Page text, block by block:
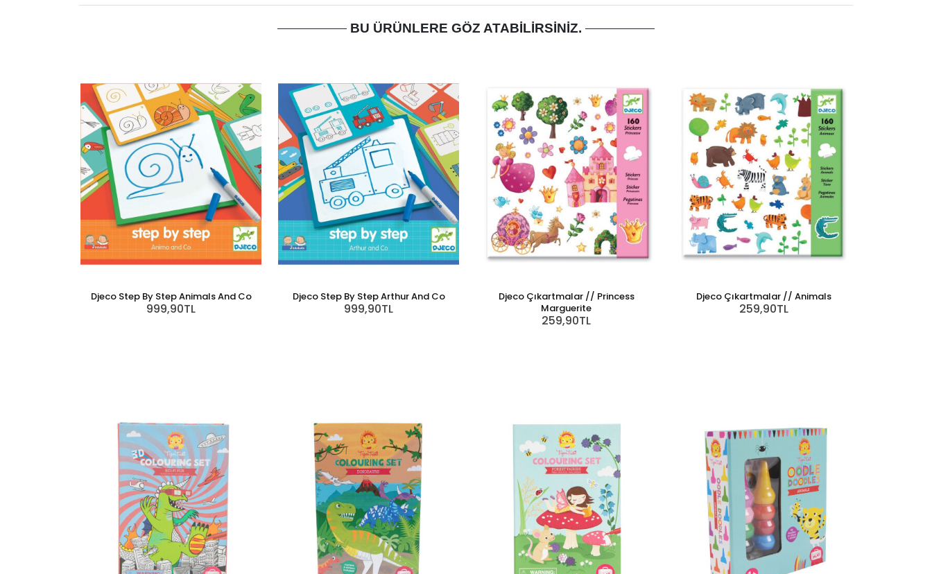
BU ÜRÜNLERE GÖZ ATABILIRSINIZ.
Djeco Step By Step Animals And Co
999,90TL
Djeco Step By Step Arthur And Co
999,90TL
Djeco Çıkartmalar // Princess
Marguerite
259,90TL
Djeco Çıkartmalar // Animals
259,90TL